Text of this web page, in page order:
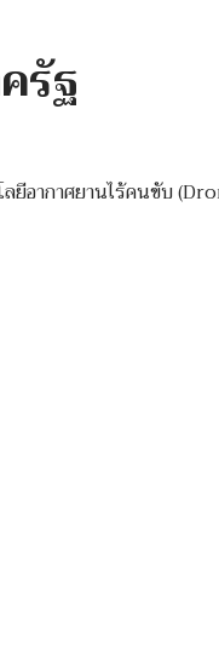
รัฐ
ากาศยานไร้คนขับ